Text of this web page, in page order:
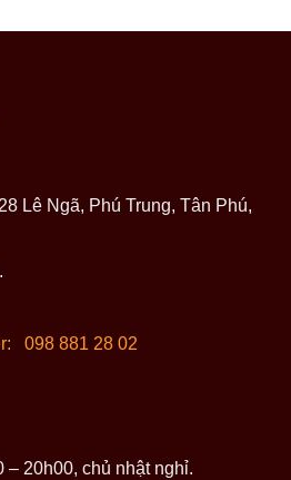
Lê Ngã, Phú Trung, Tân Phú,
098 881 28 02
20h00, chủ nhật nghỉ.